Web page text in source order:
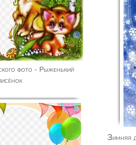
Зимняя детская фоторамочка со снеговиками,